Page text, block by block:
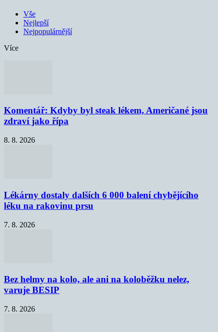
Vše
Nejlepší
Nejpopulárnější
Více
Komentář: Kdyby byl steak lékem, Američané jsou
zdraví jako řípa
8. 8. 2026
Lékárny dostaly dalších 6 000 balení chybějícího
léku na rakovinu prsu
7. 8. 2026
Bez helmy na kolo, ale ani na koloběžku nelez,
varuje BESIP
7. 8. 2026